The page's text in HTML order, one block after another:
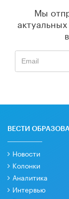
Мы
ВЕСТИ
Новости
Колонки
Аналитика
Интервью